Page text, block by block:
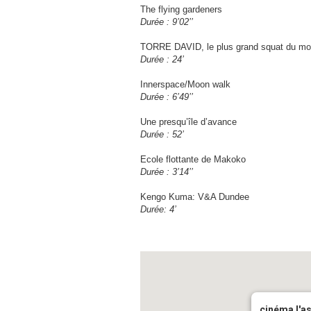
The flying gardeners
Durée : 9’02’’
TORRE DAVID, le plus grand squat du
Durée : 24’
Innerspace/Moon walk
Durée : 6’49’’
Une presqu’île d’avance
Durée : 52’
Ecole flottante de Makoko
Durée : 3’14’’
Kengo Kuma: V&A Dundee
Durée: 4’